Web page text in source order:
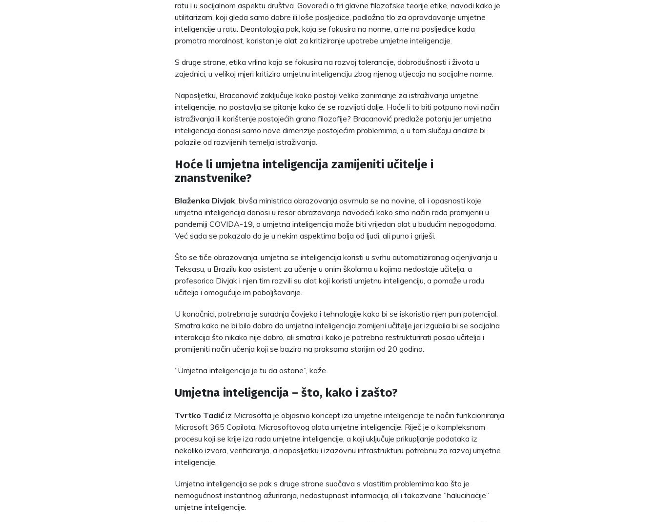
ratu i u socijalnom aspektu društva. Govoreći o tri glavne filozofske teorije etike, navodi kako je
utilitarizam, koji gleda samo dobre ili loše posljedice, podložno tlo za opravdavanje umjetne
inteligencije u ratu. Deontologija pak, koja se fokusira na norme, a ne na posljedice kada
promatra moralnost, koristan je alat za kritiziranje upotrebe umjetne inteligencije.
S druge strane, etika vrlina koja se fokusira na razvoj tolerancije, dobrodušnosti i života u
zajednici, u velikoj mjeri kritizira umjetnu inteligenciju zbog njenog utjecaja na socijalne norme.
Naposljetku, Bracanović zaključuje kako postoji veliko zanimanje za istraživanja umjetne
inteligencije, no postavlja se pitanje kako će se razvijati dalje. Hoće li to biti potpuno novi način
istraživanja ili korištenje postojećih grana filozofije? Bracanović predlaže potonju jer umjetna
inteligencija donosi samo nove dimenzije postojećim problemima, a u tom slučaju analize bi
polazile od razvijenih temelja istraživanja.
Hoće li umjetna inteligencija zamijeniti učitelje i
znanstvenike?
Blaženka Divjak, bivša ministrica obrazovanja osvrnula se na novine, ali i opasnosti koje
umjetna inteligencija donosi u resor obrazovanja navodeći kako smo način rada promijenili u
pandemiji COVIDA-19, a umjetna inteligencija može biti vrijedan alat u budućim nepogodama.
Već sada se pokazalo da je u nekim aspektima bolja od ljudi, ali puno i griješi.
Što se tiče obrazovanja, umjetna se inteligencija koristi u svrhu automatiziranog ocjenjivanja u
Teksasu, u Brazilu kao asistent za učenje u onim školama u kojima nedostaje učitelja, a
profesorica Divjak i njen tim razvili su alat koji koristi umjetnu inteligenciju, a pomaže u radu
učitelja i omogućuje im poboljšavanje.
U konačnici, potrebna je suradnja čovjeka i tehnologije kako bi se iskoristio njen pun potencijal.
Smatra kako ne bi bilo dobro da umjetna inteligencija zamijeni učitelje jer izgubila bi se socijalna
interakcija što nikako nije dobro, ali smatra i kako je potrebno restrukturirati posao učitelja i
promijeniti način učenja koji se bazira na praksama starijim od 20 godina.
“Umjetna inteligencija je tu da ostane”, kaže.
Umjetna inteligencija – što, kako i zašto?
Tvrtko Tadić iz Microsofta je objasnio koncept iza umjetne inteligencije te način funkcioniranja
Microsoft 365 Copilota, Microsoftovog alata umjetne inteligencije. Riječ je o kompleksnom
procesu koji se krije iza rada umjetne inteligencije, a koji uključuje prikupljanje podataka iz
nekoliko izvora, verificiranja, a naposljetku i izazovnu infrastrukturu potrebnu za razvoj umjetne
inteligencije.
Umjetna inteligencija se pak s druge strane suočava s vlastitim problemima kao što je
nemogućnost instantnog ažuriranja, nedostupnost informacija, ali i takozvane “halucinacije”
umjetne inteligencije.